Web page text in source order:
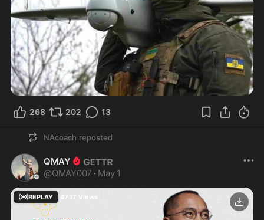
268 202 13
NAcoach reposted
QMAY
@QMAY007 · May 1
REPLAY 4737 Views